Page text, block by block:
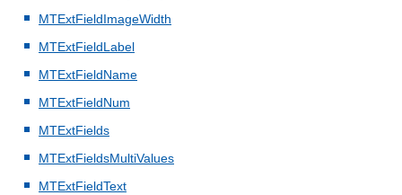
MTExtFieldImageWidth
MTExtFieldLabel
MTExtFieldName
MTExtFieldNum
MTExtFields
MTExtFieldsMultiValues
MTExtFieldText